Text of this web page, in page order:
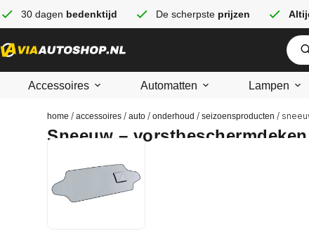
30 dagen bedenktijd De scherpste prijzen
Accessoires Automatten Lampen
home /accessoires /auto /onderhoud /seizoensproducten /
Sneeuw – vorstbeschermdeken